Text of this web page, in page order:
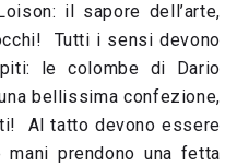
il sapore dell’arte,
Tutti i sensi devono
le colombe di Dario
bellissima confezione,
Al tatto devono essere
prendono una fetta